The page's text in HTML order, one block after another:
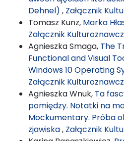
Dehnel) , Załącznik
Tomasz Kunz, Marka
Załącznik
Agnieszka Smaga, The
Functional and Visual
Windows 10 Operating
Załącznik
Agnieszka Wnuk, Ta
pomiędzy. Notatki na
Mockumentary. Próba
zjawiska, Załącznik